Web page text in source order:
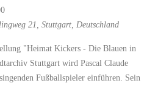
21, Stuttgart, Deutschland
"Heimat Kickers - Die Blauen in
Stuttgart wird Pascal Claude
Fußballspieler einführen. Sein